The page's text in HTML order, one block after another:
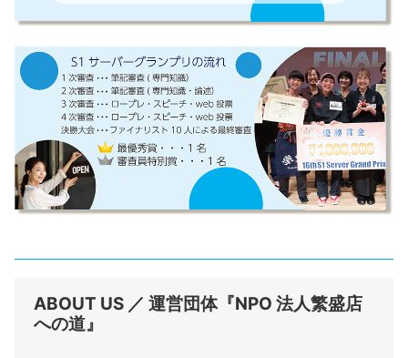
ABOUT US ／ 運営団体『NPO 法人繁盛店
への道』